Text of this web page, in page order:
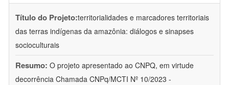
Título do Projeto:territorialidades e marcadores territoriais
das terras indígenas da amazônia: diálogos e sinapses
socioculturais
Resumo: O projeto apresentado ao CNPQ, em virtude
decorrência Chamada CNPq/MCTI Nº 10/2023 -